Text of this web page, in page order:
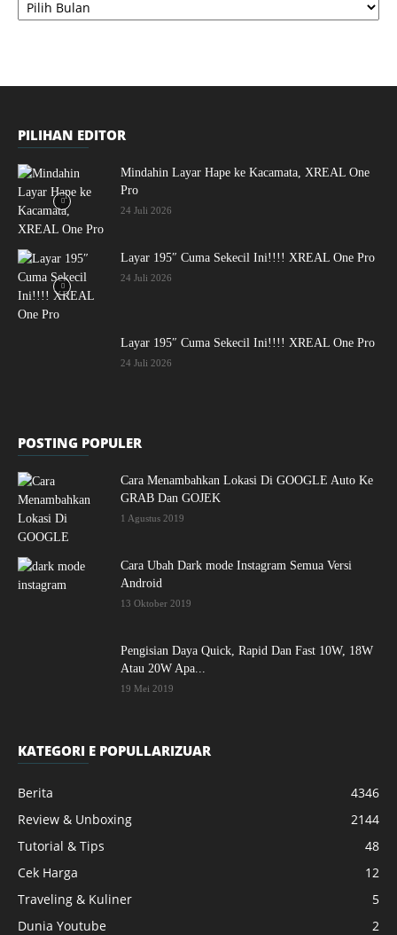
PILIHAN EDITOR
Mindahin Layar Hape ke Kacamata, XREAL One
Pro
24 Juli 2026
Layar 195″ Cuma Sekecil Ini!!!! XREAL One Pro
24 Juli 2026
Layar 195″ Cuma Sekecil Ini!!!! XREAL One Pro
24 Juli 2026
POSTING POPULER
Cara Menambahkan Lokasi Di GOOGLE Auto Ke
GRAB Dan GOJEK
1 Agustus 2019
Cara Ubah Dark mode Instagram Semua Versi
Android
13 Oktober 2019
Pengisian Daya Quick, Rapid Dan Fast 10W, 18W
Atau 20W Apa...
19 Mei 2019
KATEGORI E POPULLARIZUAR
Berita
4346
Review & Unboxing
2144
Tutorial & Tips
48
Cek Harga
12
Traveling & Kuliner
5
Dunia Youtube
2